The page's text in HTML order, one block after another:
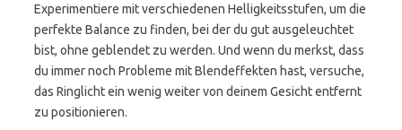
Experimentiere mit verschiedenen Helligkeitsstufen, um die
perfekte Balance zu finden, bei der du gut ausgeleuchtet
bist, ohne geblendet zu werden. Und wenn du merkst, dass
du immer noch Probleme mit Blendeffekten hast, versuche,
das Ringlicht ein wenig weiter von deinem Gesicht entfernt
zu positionieren.